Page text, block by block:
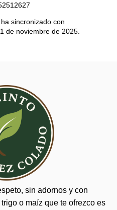
sincronizado con
de noviembre de 2025.
sin adornos y con
o maíz que te ofrezco es